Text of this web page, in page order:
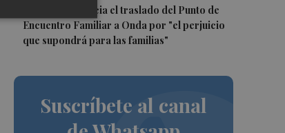
Vila-real denuncia el traslado del Punto de
Encuentro Familiar a Onda por "el perjuicio
que supondrá para las familias"
Suscríbete al canal